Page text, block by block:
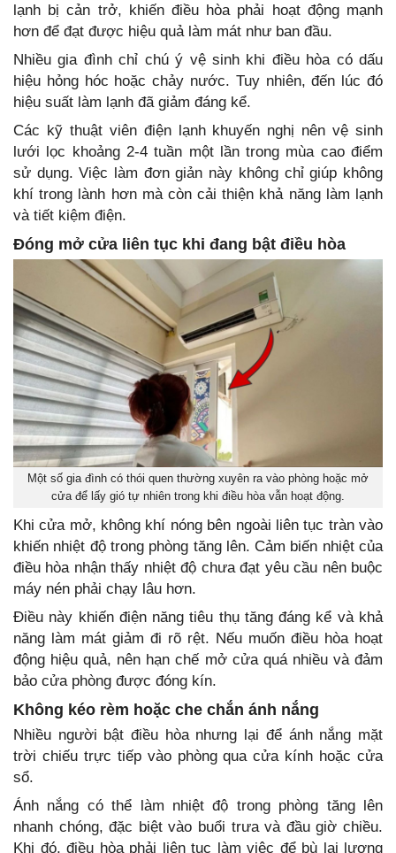
lạnh bị cản trở, khiến điều hòa phải hoạt động mạnh
hơn để đạt được hiệu quả làm mát như ban đầu.
Nhiều gia đình chỉ chú ý vệ sinh khi điều hòa có dấu
hiệu hỏng hóc hoặc chảy nước. Tuy nhiên, đến lúc đó
hiệu suất làm lạnh đã giảm đáng kể.
Các kỹ thuật viên điện lạnh khuyến nghị nên vệ sinh
lưới lọc khoảng 2-4 tuần một lần trong mùa cao điểm
sử dụng. Việc làm đơn giản này không chỉ giúp không
khí trong lành hơn mà còn cải thiện khả năng làm lạnh
và tiết kiệm điện.
Đóng mở cửa liên tục khi đang bật điều hòa
Một số gia đình có thói quen thường xuyên ra vào phòng hoặc mở
cửa để lấy gió tự nhiên trong khi điều hòa vẫn hoạt động.
Khi cửa mở, không khí nóng bên ngoài liên tục tràn vào
khiến nhiệt độ trong phòng tăng lên. Cảm biến nhiệt của
điều hòa nhận thấy nhiệt độ chưa đạt yêu cầu nên buộc
máy nén phải chạy lâu hơn.
Điều này khiến điện năng tiêu thụ tăng đáng kể và khả
năng làm mát giảm đi rõ rệt. Nếu muốn điều hòa hoạt
động hiệu quả, nên hạn chế mở cửa quá nhiều và đảm
bảo cửa phòng được đóng kín.
Không kéo rèm hoặc che chắn ánh nắng
Nhiều người bật điều hòa nhưng lại để ánh nắng mặt
trời chiếu trực tiếp vào phòng qua cửa kính hoặc cửa
sổ.
Ánh nắng có thể làm nhiệt độ trong phòng tăng lên
nhanh chóng, đặc biệt vào buổi trưa và đầu giờ chiều.
Khi đó, điều hòa phải liên tục làm việc để bù lại lượng